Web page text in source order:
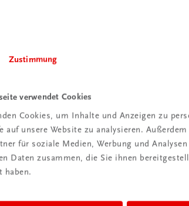
Zustimmung
verwendet Cookies
Cookies, um Inhalte und Anzeigen zu
auf unsere Website zu analysieren.
für soziale Medien, Werbung und
Daten zusammen, die Sie ihnen
haben.
in der
DigiBox
TRAUNER-DigiBox eine
die Ihr Leben als
machen.
innen